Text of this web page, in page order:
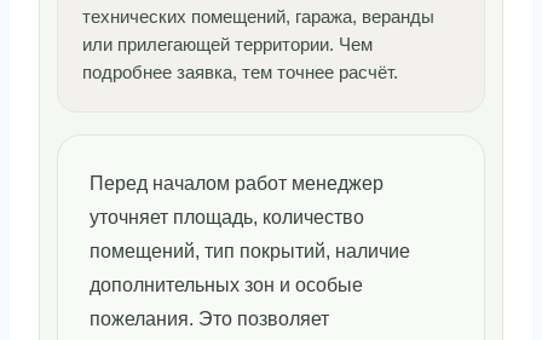
технических помещений, гаража, веранды
или прилегающей территории. Чем
подробнее заявка, тем точнее расчёт.
Перед началом работ менеджер
уточняет площадь, количество
помещений, тип покрытий, наличие
дополнительных зон и особые
пожелания. Это позволяет